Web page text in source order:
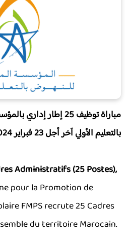
مباراة توظيف 25 إطار
بالتعليم الأولي آخر أجل 23 فبراير 2024
Administratifs (25 Postes),
pour la Promotion de
FMPS recrute 25 Cadres
du territoire Marocain.